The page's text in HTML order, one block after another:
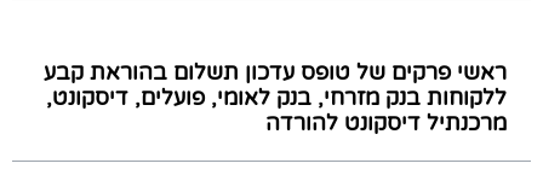
ראשי פרקים של טופס עדכון תשלום בהוראת קבע
ללקוחות בנק מזרחי, בנק לאומי, פועלים, דיסקונט,
מרכנתיל דיסקונט להורדה